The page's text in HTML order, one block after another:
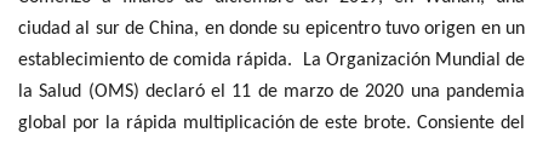
ciudad al sur de China, en donde su epicentro tuvo origen en un
establecimiento de comida rápida. La Organización Mundial de
la Salud (OMS) declaró el 11 de marzo de 2020 una pandemia
global por la rápida multiplicación de este brote. Consiente del